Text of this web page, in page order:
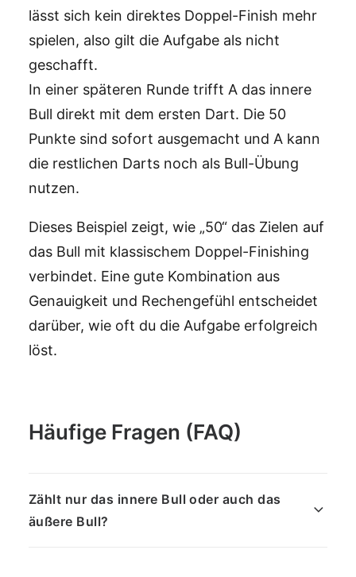
lässt sich kein direktes Doppel-Finish mehr
spielen, also gilt die Aufgabe als nicht
geschafft.
In einer späteren Runde trifft A das innere
Bull direkt mit dem ersten Dart. Die 50
Punkte sind sofort ausgemacht und A kann
die restlichen Darts noch als Bull-Übung
nutzen.
Dieses Beispiel zeigt, wie „50“ das Zielen auf
das Bull mit klassischem Doppel-Finishing
verbindet. Eine gute Kombination aus
Genauigkeit und Rechengefühl entscheidet
darüber, wie oft du die Aufgabe erfolgreich
löst.
Häufige Fragen (FAQ)
Zählt nur das innere Bull oder auch das
äußere Bull?